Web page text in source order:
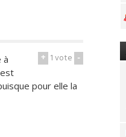
+ 1vote -
à
pour elle la